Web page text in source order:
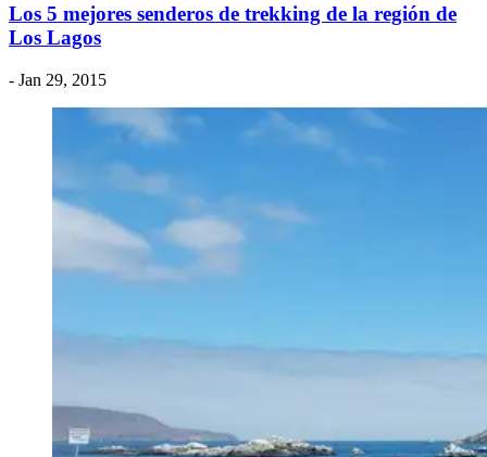
​Los 5 mejores senderos de trekking de la región de
Los Lagos
- Jan 29, 2015